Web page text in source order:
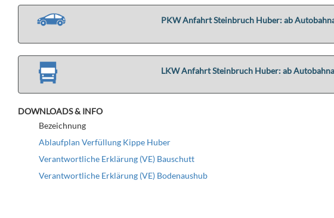
PKW Anfahrt Steinbruch Huber: ab
LKW Anfahrt Steinbruch Huber: ab
DOWNLOADS & INFO
Bezeichnung
Ablaufplan Verfüllung Kippe Huber
Verantwortliche Erklärung (VE) Bauschutt
Verantwortliche Erklärung (VE) Bodenaushub